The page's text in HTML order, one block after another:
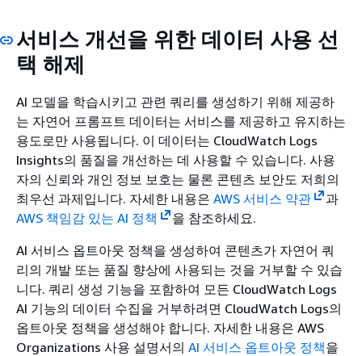
서비스 개선을 위한 데이터 사용 선
택 해제
AI 모델을 학습시키고 관련 쿼리를 생성하기 위해 제공하
는 자연어 프롬프트 데이터는 서비스를 제공하고 유지하는
용도로만 사용됩니다. 이 데이터는 CloudWatch Logs
Insights의 품질을 개선하는 데 사용할 수 있습니다. 사용
자의 신뢰와 개인 정보 보호는 물론 콘텐츠 보안도 저희의
최우선 과제입니다. 자세한 내용은 AWS 서비스 약관
과
AWS 책임감 있는 AI 정책
을 참조하세요.
AI 서비스 옵트아웃 정책을 생성하여 콘텐츠가 자연어 쿼
리의 개발 또는 품질 향상에 사용되는 것을 거부할 수 있습
니다. 쿼리 생성 기능을 포함하여 모든 CloudWatch Logs
AI 기능의 데이터 수집을 거부하려면 CloudWatch Logs의
옵트아웃 정책을 생성해야 합니다. 자세한 내용은 AWS
Organizations 사용 설명서의 AI 서비스 옵트아웃 정책을